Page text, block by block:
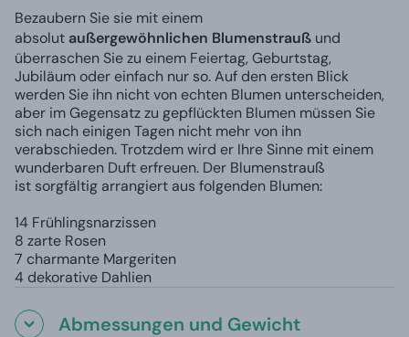
Bezaubern Sie sie mit einem
absolut außergewöhnlichen Blumenstrauß und
überraschen Sie zu einem Feiertag, Geburtstag,
Jubiläum oder einfach nur so. Auf den ersten Blick
werden Sie ihn nicht von echten Blumen unterscheiden,
aber im Gegensatz zu gepflückten Blumen müssen Sie
sich nach einigen Tagen nicht mehr von ihn
verabschieden. Trotzdem wird er Ihre Sinne mit einem
wunderbaren Duft erfreuen. Der Blumenstrauß
ist sorgfältig arrangiert aus folgenden Blumen:
14 Frühlingsnarzissen
8 zarte Rosen
7 charmante Margeriten
4 dekorative Dahlien
Abmessungen und Gewicht